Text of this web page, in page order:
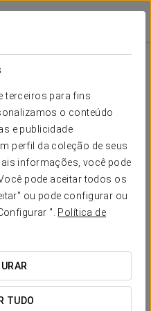
terceiros para fins
o conteúdo
e publicidade
perfil da coleção de seus
informações, você pode
pode aceitar todos os
ou pode configurar ou
". Política de
TUDO